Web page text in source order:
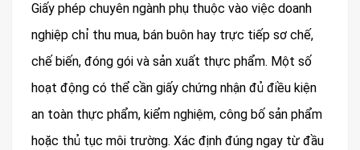
Giấy phép chuyên ngành phụ thuộc vào việc doanh
nghiệp chỉ thu mua, bán buôn hay trực tiếp sơ chế,
chế biến, đóng gói và sản xuất thực phẩm. Một số
hoạt động có thể cần giấy chứng nhận đủ điều kiện
an toàn thực phẩm, kiểm nghiệm, công bố sản phẩm
hoặc thủ tục môi trường. Xác định đúng ngay từ đầu